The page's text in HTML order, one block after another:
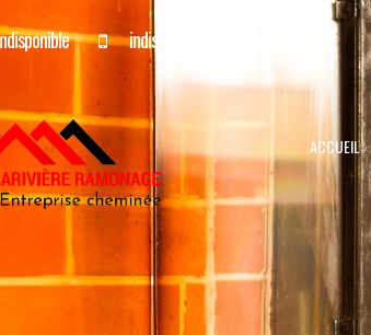
indisponible
ACCUEIL